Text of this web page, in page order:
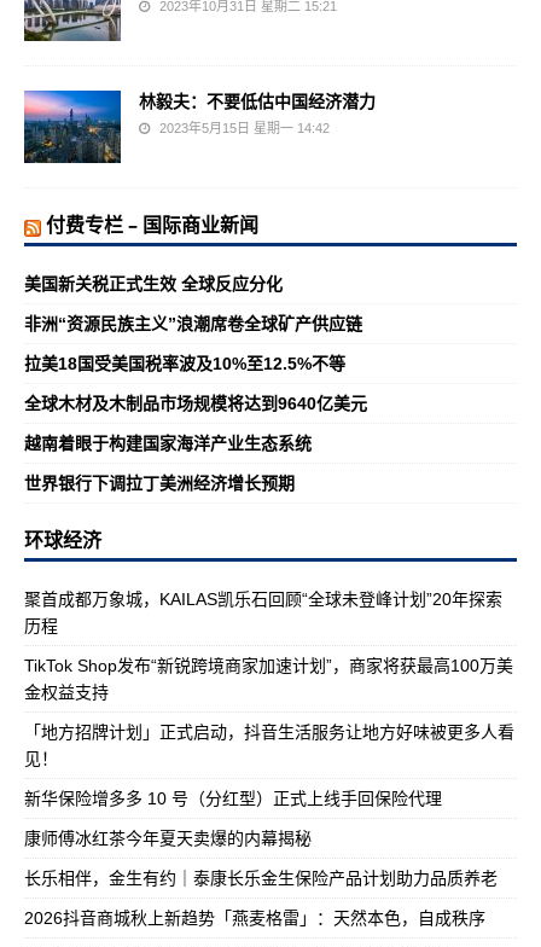
2023年10月31日 星期二 15:21
林毅夫：不要低估中国经济潜力
2023年5月15日 星期一 14:42
付费专栏 – 国际商业新闻
美国新关税正式生效 全球反应分化
非洲“资源民族主义”浪潮席卷全球矿产供应链
拉美18国受美国税率波及10%至12.5%不等
全球木材及木制品市场规模将达到9640亿美元
越南着眼于构建国家海洋产业生态系统
世界银行下调拉丁美洲经济增长预期
环球经济
聚首成都万象城，KAILAS凯乐石回顾“全球未登峰计划”20年探索
历程
TikTok Shop发布“新锐跨境商家加速计划”，商家将获最高100万美
金权益支持
「地方招牌计划」正式启动，抖音生活服务让地方好味被更多人看
见！
新华保险增多多 10 号（分红型）正式上线手回保险代理
康师傅冰红茶今年夏天卖爆的内幕揭秘
长乐相伴，金生有约｜泰康长乐金生保险产品计划助力品质养老
2026抖音商城秋上新趋势「燕麦格雷」：天然本色，自成秩序